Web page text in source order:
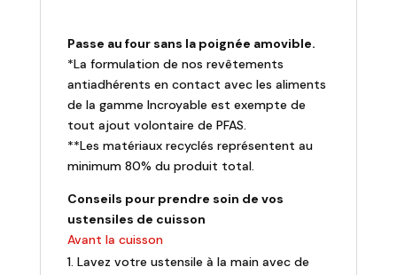
Passe au four sans la poignée amovible.
*La formulation de nos revêtements
antiadhérents en contact avec les aliments
de la gamme Incroyable est exempte de
tout ajout volontaire de PFAS.
**Les matériaux recyclés représentent au
minimum 80% du produit total.
Conseils pour prendre soin de vos
ustensiles de cuisson
Avant la cuisson
Lavez votre ustensile à la main avec de